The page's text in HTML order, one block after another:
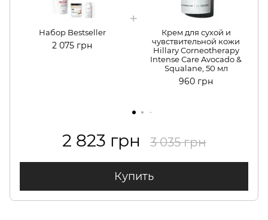
Набор Bestseller
2 075 грн
Крем для сухой и
чувствительной кожи
Hillary Corneotherapy
Intense Сare Avocado &
Squalane, 50 мл
960 грн
2 823 грн 3 035 грн
Купить